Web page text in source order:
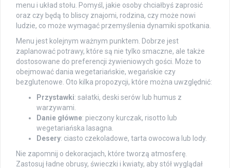
menu i układ stołu. Pomyśl, jakie osoby chciałbyś zaprosić
oraz czy będą to bliscy znajomi, rodzina, czy może nowi
ludzie, co może wymagać przemyślenia dynamiki spotkania.
Menu jest kolejnym ważnym punktem. Dobrze jest
zaplanować potrawy, które są nie tylko smaczne, ale także
dostosowane do preferencji żywieniowych gości. Może to
obejmować dania wegetariańskie, wegańskie czy
bezglutenowe. Oto kilka propozycji, które można uwzględnić:
Przystawki: sałatki, deski serów lub humus z
warzywami.
Danie główne: pieczony kurczak, risotto lub
wegetariańska lasagna.
Desery: ciasto czekoladowe, tarta owocowa lub lody.
Nie zapomnij o dekoracjach, które tworzą atmosferę.
Zastosuj ładne obrusy, świeczki i kwiaty, aby stół wyglądał